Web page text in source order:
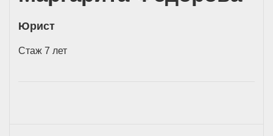
Юрист
Стаж 7 лет